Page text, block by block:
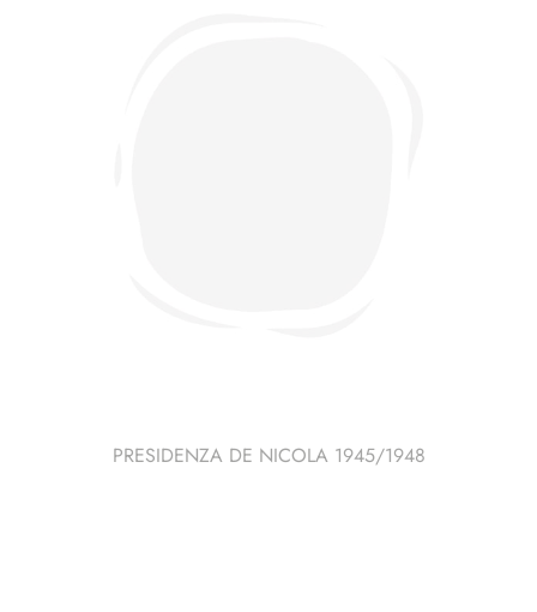
PRESIDENZA DE NICOLA 1945/1948